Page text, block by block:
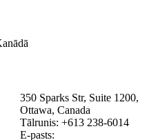
350 Sparks Str, Suite 1200,
Ottawa, Canada
Tālrunis: +613 238-6014
E-pasts: